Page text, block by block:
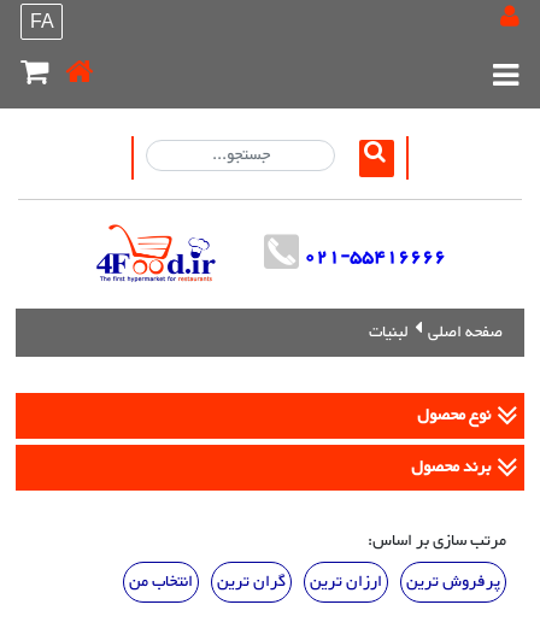
FA
021-55416666
صفحه اصلی لبنیات
نوع محصول
برند محصول
مرتب سازی بر اساس:
پرفروش ترین
ارزان ترین گران ترین انتخاب من